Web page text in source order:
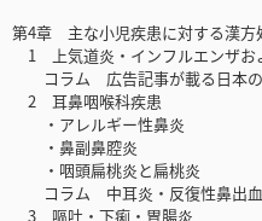
第4章 主な小児疾患に対する漢方
1 上気道炎・インフルエンザお
コラム 広告記事が載る日本の
2 耳鼻咽喉科疾患
・アレルギー性鼻炎
・鼻副鼻腔炎
・咽頭扁桃炎と扁桃炎
コラム 中耳炎・反復性鼻出血
3 嘔吐・下痢・胃腸炎